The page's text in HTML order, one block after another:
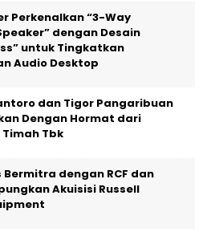
Perkenalkan “3-Way
dengan Desain
untuk Tingkatkan
Audio Desktop
dan Tigor Pangaribuan
Dengan Hormat dari
Timah Tbk
Bermitra dengan RCF dan
Akuisisi Russell